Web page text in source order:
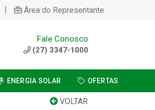
| Área do Representante
Fale Conosco
(27) 3347-1000
ENERGIA SOLAR OFERTAS
VOLTAR